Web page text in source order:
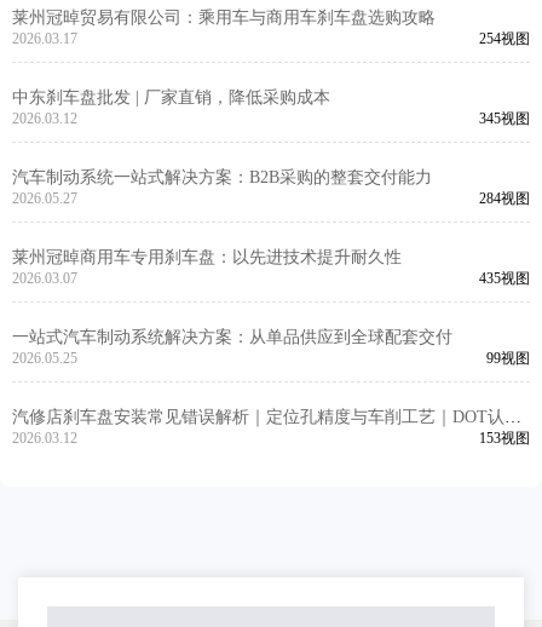
莱州冠晫贸易有限公司：乘用车与商用车刹车盘选购攻略
2026.03.17 254视图
中东刹车盘批发 | 厂家直销，降低采购成本
2026.03.12 345视图
汽车制动系统一站式解决方案：B2B采购的整套交付能力
2026.05.27 284视图
莱州冠晫商用车专用刹车盘：以先进技术提升耐久性
2026.03.07 435视图
一站式汽车制动系统解决方案：从单品供应到全球配套交付
2026.05.25 99视图
汽修店刹车盘安装常见错误解析｜定位孔精度与车削工艺｜DOT认证
刹车盘
2026.03.12 153视图